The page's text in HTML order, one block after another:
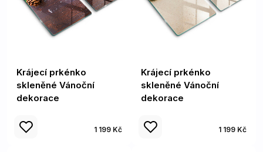
Krájecí prkénko
skleněné Vánoční
dekorace
1 199 Kč
Krájecí prkénko
skleněné Vánoční
dekorace
1 199 Kč